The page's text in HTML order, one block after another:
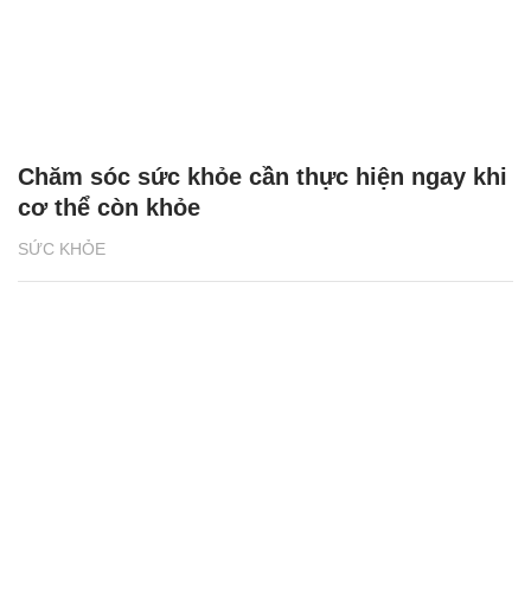
SỨC KHỎE
Chăm sóc sức khỏe cần thực hiện ngay khi
cơ thể còn khỏe